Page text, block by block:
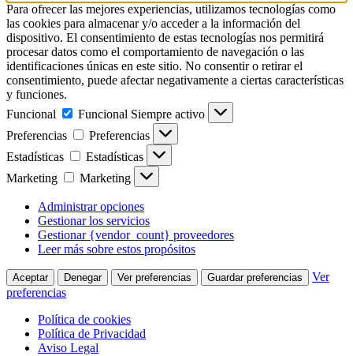
Para ofrecer las mejores experiencias, utilizamos tecnologías como
las cookies para almacenar y/o acceder a la información del
dispositivo. El consentimiento de estas tecnologías nos permitirá
procesar datos como el comportamiento de navegación o las
identificaciones únicas en este sitio. No consentir o retirar el
consentimiento, puede afectar negativamente a ciertas características
y funciones.
Funcional
Funcional Siempre activo
Preferencias
Preferencias
Estadísticas
Estadísticas
Marketing
Marketing
Administrar opciones
Gestionar los servicios
Gestionar {vendor_count} proveedores
Leer más sobre estos propósitos
Aceptar Denegar Ver preferencias Guardar preferencias
Ver
preferencias
Política de cookies
Política de Privacidad
Aviso Legal